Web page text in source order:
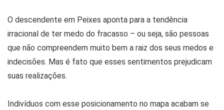
O descendente em Peixes aponta para a tendência
irracional de ter medo do fracasso – ou seja, são pessoas
que não compreendem muito bem a raiz dos seus medos e
indecisões. Mas é fato que esses sentimentos prejudicam
suas realizações.
Indivíduos com esse posicionamento no mapa acabam se